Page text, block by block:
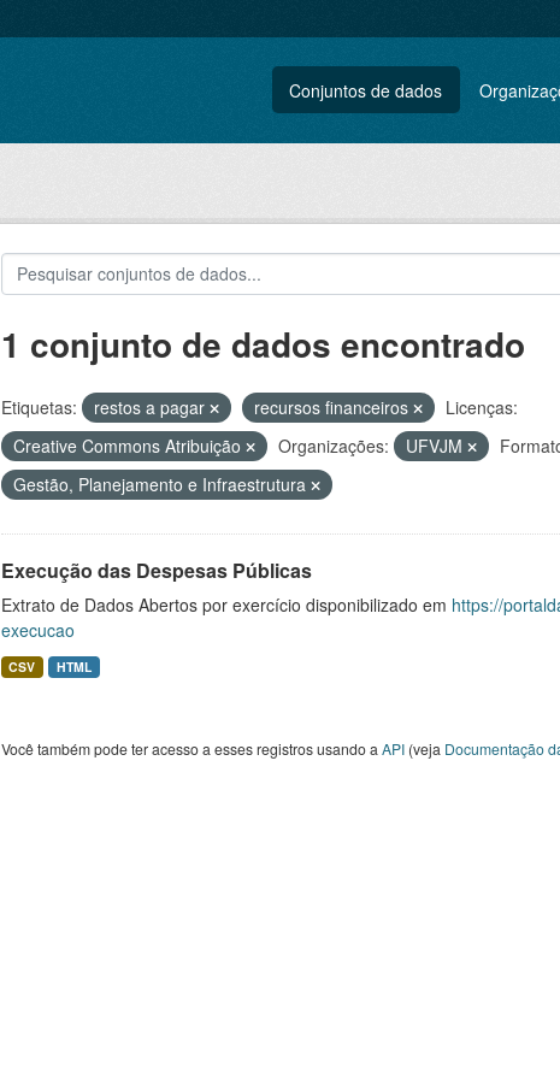
Conjuntos de dados
1 conjunto de dados encontrado
Etiquetas: restos a pagar recursos financeiros
Licenças:
Creative Commons Atribuição
Organizações: UFVJM
Gestão, Planejamento e Infraestrutura
Execução das Despesas Públicas
Extrato de Dados Abertos por exercício disponibilizado em https://
execucao
CSV HTML
Você também pode ter acesso a esses registros usando a API(veja Documentação